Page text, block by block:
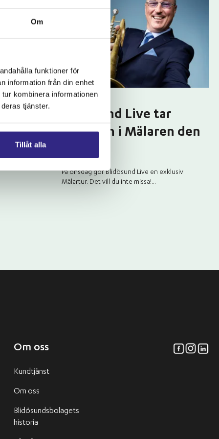
Om
funktioner för
information från din enhet
kombinera informationen
tjänster.
Tillåt alla
2026-07-03
Blidösund Live tar
jazzen in i Mälaren den
På onsdag gör Blidösund Live en exklusiv
Mälartur. Det vill du inte missa!...
Om oss
Kundtjänst
Om oss
Blidösundsbolagets
historia